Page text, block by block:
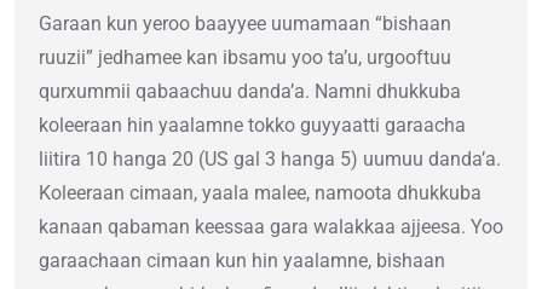
Garaan kun yeroo baayyee uumamaan “bishaan
ruuzii” jedhamee kan ibsamu yoo ta’u, urgooftuu
qurxummii qabaachuu danda’a. Namni dhukkuba
koleeraan hin yaalamne tokko guyyaatti garaacha
liitira 10 hanga 20 (US gal 3 hanga 5) uumuu danda’a.
Koleeraan cimaan, yaala malee, namoota dhukkuba
kanaan qabaman keessaa gara walakkaa ajjeesa. Yoo
garaachaan cimaan kun hin yaalamne, bishaan